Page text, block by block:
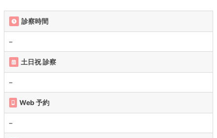
診察時間
–
土日祝 診察
–
Web 予約
–